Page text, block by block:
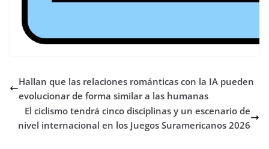
Hallan que las relaciones románticas con la IA pueden
evolucionar de forma similar a las humanas
El ciclismo tendrá cinco disciplinas y un escenario de
nivel internacional en los Juegos Suramericanos 2026